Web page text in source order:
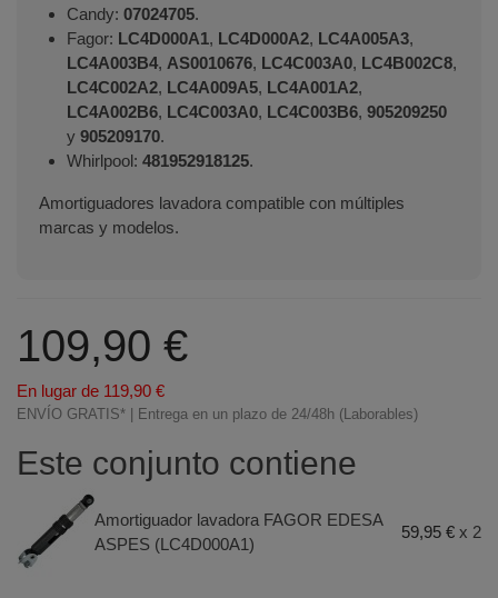
Candy: 07024705.
Fagor: LC4D000A1, LC4D000A2, LC4A005A3,
LC4A003B4, AS0010676, LC4C003A0, LC4B002C8,
LC4C002A2, LC4A009A5, LC4A001A2,
LC4A002B6, LC4C003A0, LC4C003B6, 905209250
y 905209170.
Whirlpool: 481952918125.
Amortiguadores lavadora compatible con múltiples
marcas y modelos.
109,90 €
En lugar de 119,90 €
ENVÍO GRATIS* | Entrega en un plazo de 24/48h (Laborables)
Este conjunto contiene
Amortiguador lavadora FAGOR EDESA
ASPES (LC4D000A1)
59,95 € x 2